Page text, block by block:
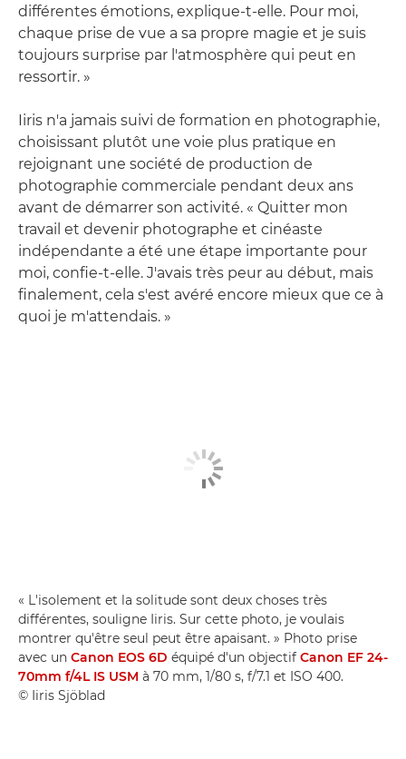
différentes émotions, explique-t-elle. Pour moi,
chaque prise de vue a sa propre magie et je suis
toujours surprise par l'atmosphère qui peut en
ressortir. »
Iiris n'a jamais suivi de formation en photographie,
choisissant plutôt une voie plus pratique en
rejoignant une société de production de
photographie commerciale pendant deux ans
avant de démarrer son activité. « Quitter mon
travail et devenir photographe et cinéaste
indépendante a été une étape importante pour
moi, confie-t-elle. J'avais très peur au début, mais
finalement, cela s'est avéré encore mieux que ce à
quoi je m'attendais. »
« L'isolement et la solitude sont deux choses très
différentes, souligne Iiris. Sur cette photo, je voulais
montrer qu'être seul peut être apaisant. » Photo prise
avec un Canon EOS 6D équipé d'un objectif Canon EF 24-
70mm f/4L IS USM à 70 mm, 1/80 s, f/7.1 et ISO 400.
© Iiris Sjöblad